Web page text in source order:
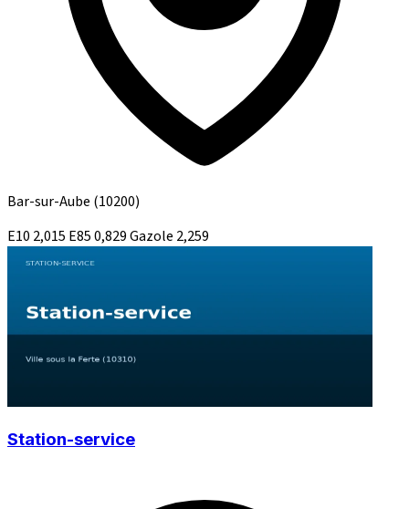
Bar-sur-Aube (10200)
E10 2,015 E850,829Gazole 2,259
Station-service